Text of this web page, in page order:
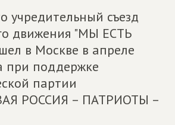
учредительный съезд
движения "МЫ ЕСТЬ
в Москве в апреле
при поддержке
партии
РОССИЯ – ПАТРИОТЫ –